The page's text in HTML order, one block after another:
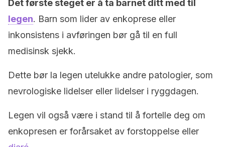
Det første steget er å ta barnet ditt med til
legen. Barn som lider av enkoprese eller
inkonsistens i avføringen bør gå til en full
medisinsk sjekk.
Dette bør la legen utelukke andre patologier, som
nevrologiske lidelser eller lidelser i ryggdagen.
Legen vil også være i stand til å fortelle deg om
enkopresen er forårsaket av forstoppelse eller